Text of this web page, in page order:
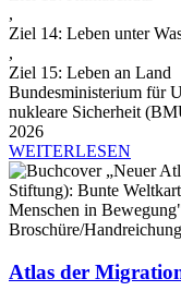
,
Ziel 14: Leben unter
,
Ziel 15: Leben an Land
Bundesministerium für
nukleare Sicherheit
2026
WEITERLESEN
Broschüre/Handreichung
Atlas der